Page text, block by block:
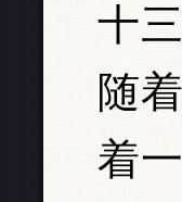
十
随
着